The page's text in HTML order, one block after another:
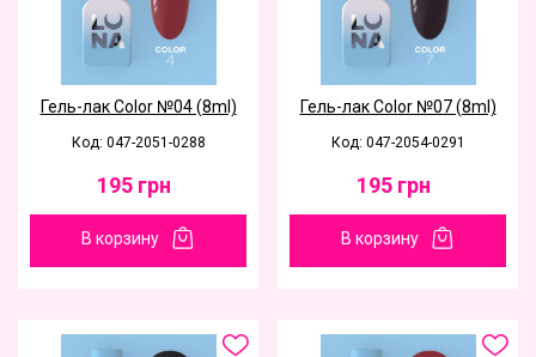
Гель-лак Color №04 (8ml)
Код: 047-2051-0288
195 грн
В корзину
Гель-лак Color №07 (8ml)
Код: 047-2054-0291
195 грн
В корзину